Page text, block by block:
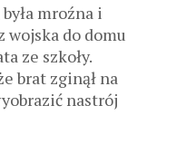
mroźna i
wojska do domu
ze szkoły.
brat zginął na
nastrój